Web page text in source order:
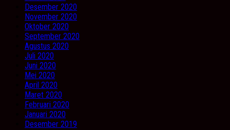
Desember 2020
November 2020
Oktober 2020
September 2020
Agustus 2020
Juli 2020
Juni 2020
Mei 2020
April 2020
Maret 2020
Februari 2020
Januari 2020
Desember 2019